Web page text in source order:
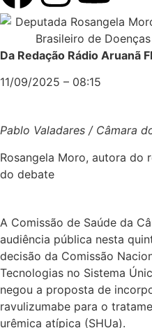
Da Redação Rádio Aruanã
11/09/2025 – 08:15
Pablo Valadares / Câmara
Rosangela Moro, autora do
do debate
A Comissão de Saúde da
audiência pública nesta
decisão da Comissão
Tecnologias no Sistema
negou a proposta de
ravulizumabe para o
urêmica atípica (SHUa).